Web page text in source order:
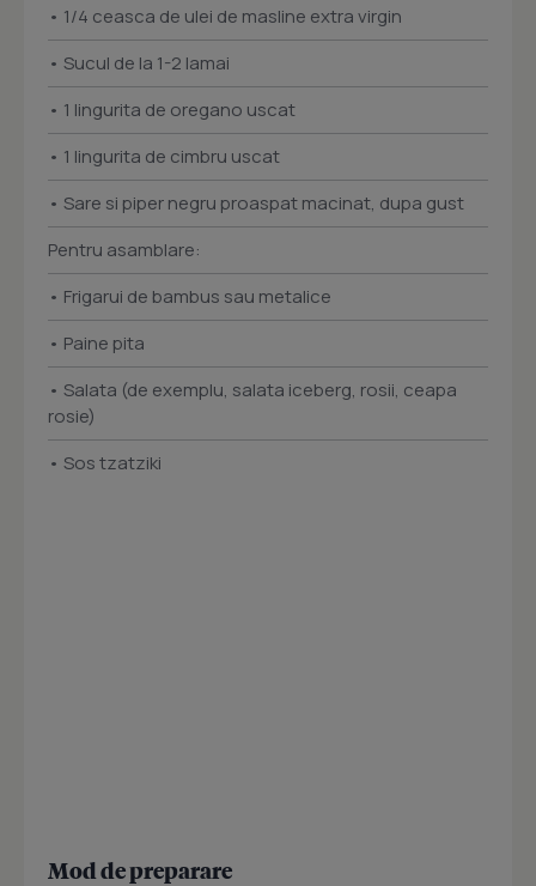
• 1/4 ceasca de ulei de masline extra virgin
• Sucul de la 1-2 lamai
• 1 lingurita de oregano uscat
• 1 lingurita de cimbru uscat
• Sare si piper negru proaspat macinat, dupa gust
Pentru asamblare:
• Frigarui de bambus sau metalice
• Paine pita
• Salata (de exemplu, salata iceberg, rosii, ceapa
rosie)
• Sos tzatziki
Mod de preparare